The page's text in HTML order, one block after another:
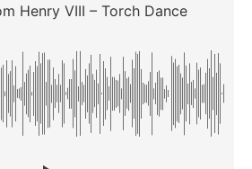
Henry VIII – Torch Dance